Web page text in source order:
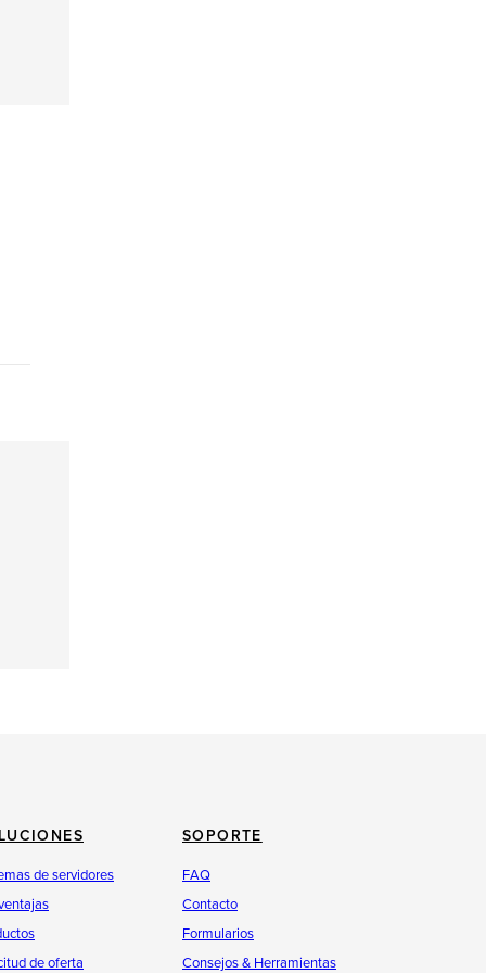
de servidores
de oferta
SOPORTE
FAQ
Contacto
Formularios
Consejos & Herramientas